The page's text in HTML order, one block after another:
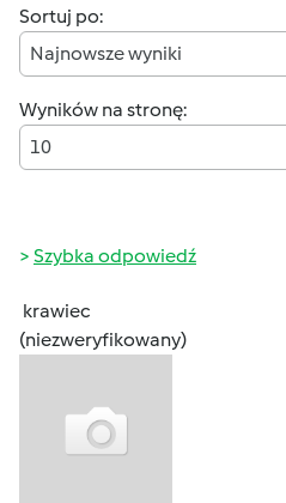
Sortuj po:
Najnowsze wyniki
Wyników na stronę:
10
Szybka odpowiedź
krawiec
(niezweryfikowany)